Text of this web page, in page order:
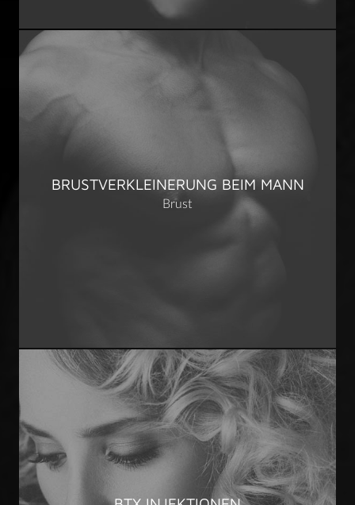
BRUSTVERKLEINERUNG BEIM MANN
Brust